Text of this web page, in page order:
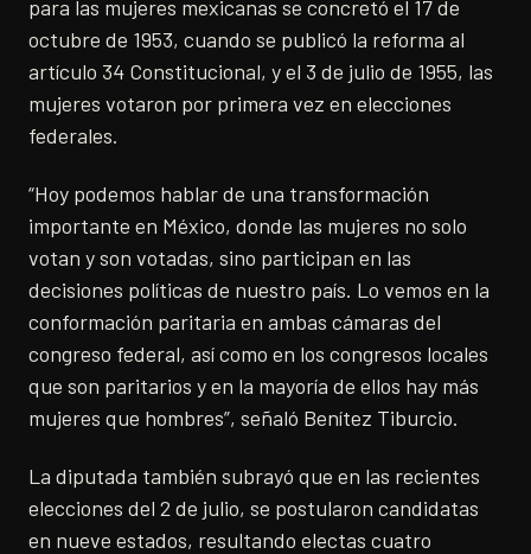
para las mujeres mexicanas se concretó el 17 de
octubre de 1953, cuando se publicó la reforma al
artículo 34 Constitucional, y el 3 de julio de 1955, las
mujeres votaron por primera vez en elecciones
federales.
“Hoy podemos hablar de una transformación
importante en México, donde las mujeres no solo
votan y son votadas, sino participan en las
decisiones políticas de nuestro país. Lo vemos en la
conformación paritaria en ambas cámaras del
congreso federal, así como en los congresos locales
que son paritarios y en la mayoría de ellos hay más
mujeres que hombres”, señaló Benítez Tiburcio.
La diputada también subrayó que en las recientes
elecciones del 2 de julio, se postularon candidatas
en nueve estados, resultando electas cuatro